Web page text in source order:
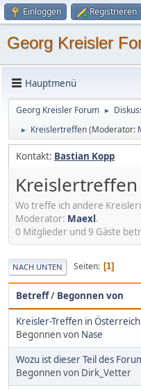
Einloggen Registrieren
Georg Kreisler
Hauptmenü
Georg Kreisler Forum ►
► Kreislertreffen(Moderator:
Kontakt: Bastian Kopp
Kreislertreffen
Wo treffe ich andere
Moderator: Maexl.
0 Mitglieder und 9 Gäste
NACH UNTEN Seiten 1
Betreff/ Begonnen von
Kreisler-Treffen in Österreich
Begonnen von Nase
Wozu ist dieser Teil des
Begonnen von Dirk_Vetter